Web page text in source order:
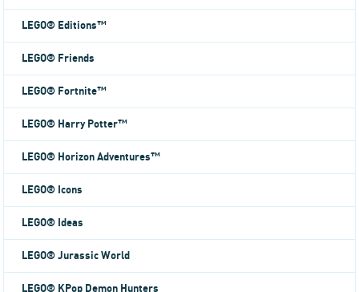
LEGO® Editions™
LEGO® Friends
LEGO® Fortnite™
LEGO® Harry Potter™
LEGO® Horizon Adventures™
LEGO® Icons
LEGO® Ideas
LEGO® Jurassic World
LEGO® KPop Demon Hunters